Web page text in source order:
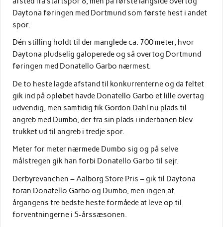
Daytona føringen med Dortmund som første hest i andet
spor.
Dén stilling holdt til der manglede ca. 700 meter, hvor
Daytona pludselig galoperede og så overtog Dortmund
føringen med Donatello Garbo nærmest.
De to heste lagde afstand til konkurrenterne og da feltet
gik ind på opløbet havde Donatello Garbo et lille overtag
udvendig, men samtidig fik Gordon Dahl nu plads til
angreb med Dumbo, der fra sin plads i inderbanen blev
trukket ud til angreb i tredje spor.
Meter for meter nærmede Dumbo sig og på selve
målstregen gik han forbi Donatello Garbo til sejr.
Derbyrevanchen – Aalborg Store Pris – gik til Daytona
foran Donatello Garbo og Dumbo, men ingen af
årgangens tre bedste heste formåede at leve op til
forventningerne i 5-årssæsonen.